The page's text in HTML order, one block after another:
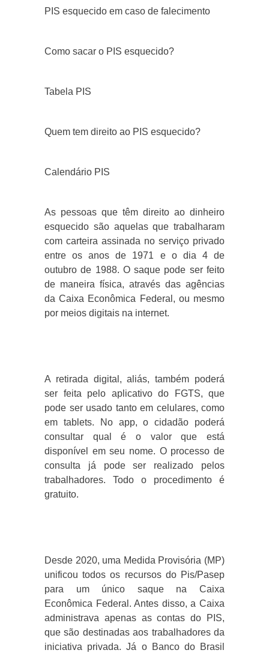
PIS esquecido em caso de falecimento
Como sacar o PIS esquecido?
Tabela PIS
Quem tem direito ao PIS esquecido?
Calendário PIS
As pessoas que têm direito ao dinheiro
esquecido são aquelas que trabalharam
com carteira assinada no serviço privado
entre os anos de 1971 e o dia 4 de
outubro de 1988. O saque pode ser feito
de maneira física, através das agências
da Caixa Econômica Federal, ou mesmo
por meios digitais na internet.
A retirada digital, aliás, também poderá
ser feita pelo aplicativo do FGTS, que
pode ser usado tanto em celulares, como
em tablets. No app, o cidadão poderá
consultar qual é o valor que está
disponível em seu nome. O processo de
consulta já pode ser realizado pelos
trabalhadores. Todo o procedimento é
gratuito.
Desde 2020, uma Medida Provisória (MP)
unificou todos os recursos do Pis/Pasep
para um único saque na Caixa
Econômica Federal. Antes disso, a Caixa
administrava apenas as contas do PIS,
que são destinadas aos trabalhadores da
iniciativa privada. Já o Banco do Brasil